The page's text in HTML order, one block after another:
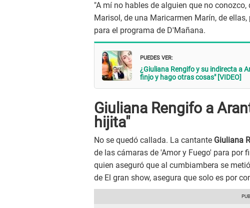
"A mí no hables de alguien que no
Marisol, de una Maricarmen Marín, de
para el programa de D'Mañana.
PUEDES VER:
¿Giuliana Rengifo y su indirecta a
finjo y hago otras cosas" [VIDEO]
Giuliana Rengifo a
hijita"
No se quedó callada. La cantante Giuliana
de las cámaras de 'Amor y Fuego' para por
quien aseguró que al cumbiambera se
de El gran show, asegura que solo es por